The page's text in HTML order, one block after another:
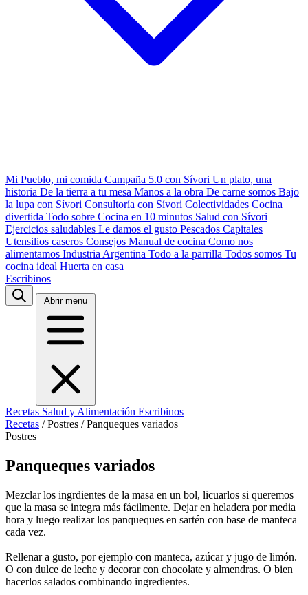
Mi Pueblo, mi comida Campaña 5.0 con Sívori Un plato, una
historia De la tierra a tu mesa Manos a la obra De carne somos Bajo
la lupa con Sívori Consultoría con Sívori Colectividades Cocina
divertida Todo sobre Cocina en 10 minutos Salud con Sívori
Ejercicios saludables Le damos el gusto Pescados Capitales
Utensilios caseros Consejos Manual de cocina Como nos
alimentamos Industria Argentina Todo a la parrilla Todos somos Tu
cocina ideal Huerta en casa
Escribinos
Abrir menu
Recetas Salud y Alimentación Escribinos
Recetas / Postres / Panqueques variados
Postres
Panqueques variados
Mezclar los ingrdientes de la masa en un bol, licuarlos si queremos
que la masa se integra más fácilmente. Dejar en heladera por media
hora y luego realizar los panqueques en sartén con base de manteca
cada vez.
Rellenar a gusto, por ejemplo con manteca, azúcar y jugo de limón.
O con dulce de leche y decorar con chocolate y almendras. O bien
hacerlos salados combinando ingredientes.